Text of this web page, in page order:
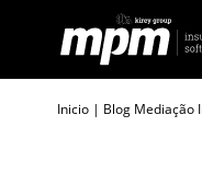
content
Inicio | Blog Mediação